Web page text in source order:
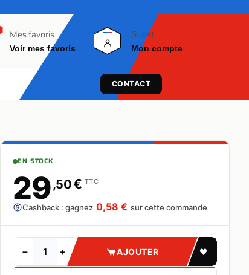
Mes favoris
Voir mes favoris
Guest
Mon compte
CONTACT
EN STOCK
29,50€ TTC
Cashback : gagnez 0,58 € sur cette commande
− + AJOUTER